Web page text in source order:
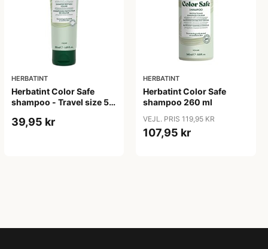
HERBATINT
Herbatint Color Safe
shampoo - Travel size 50
39,95 kr
HERBATINT
Herbatint Color Safe
shampoo 260 ml
VEJL. PRIS 119,95 KR
107,95 kr